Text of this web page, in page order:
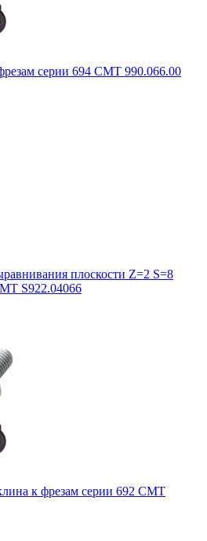
серии 694 CMT 990.066.00
плоскости Z=2 S=8
S922.04066
к фрезам серии 692 CMT